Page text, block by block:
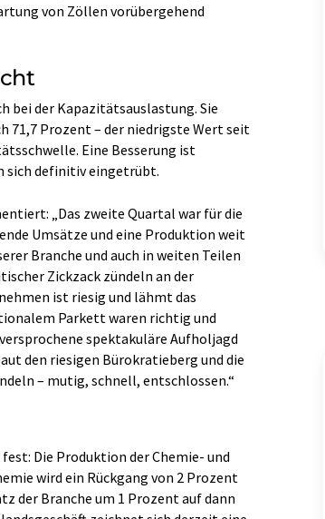
von Zöllen vorübergehend
bei der Kapazitätsauslastung. Sie
71,7 Prozent – der niedrigste Wert seit
Eine Besserung ist
sich definitiv eingetrübt.
„Das zweite Quartal war für die
Umsätze und eine Produktion weit
Branche und auch in weiten Teilen
Zickzack zündeln an der
ist riesig und lähmt das
Parkett waren richtig und
spektakuläre Aufholjagd
den riesigen Bürokratieberg und die
– mutig, schnell, entschlossen.“
fest: Die Produktion der Chemie- und
wird ein Rückgang von 2 Prozent
der Branche um 1 Prozent auf dann